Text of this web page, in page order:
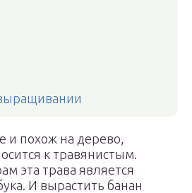
и похож на дерево,
к травянистым.
эта трава является
И вырастить банан